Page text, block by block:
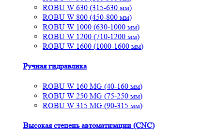
ROBU W 630 (315-630 мм)
ROBU W 800 (450-800 мм)
ROBU W 1000 (630-1000 мм)
ROBU W 1200 (710-1200 мм)
ROBU W 1600 (1000-1600 мм)
Ручная гидравлика
ROBU W 160 MG (40-160 мм)
ROBU W 250 MG (75-250 мм)
ROBU W 315 MG (90-315 мм)
Высокая степень автоматизации (CNC)